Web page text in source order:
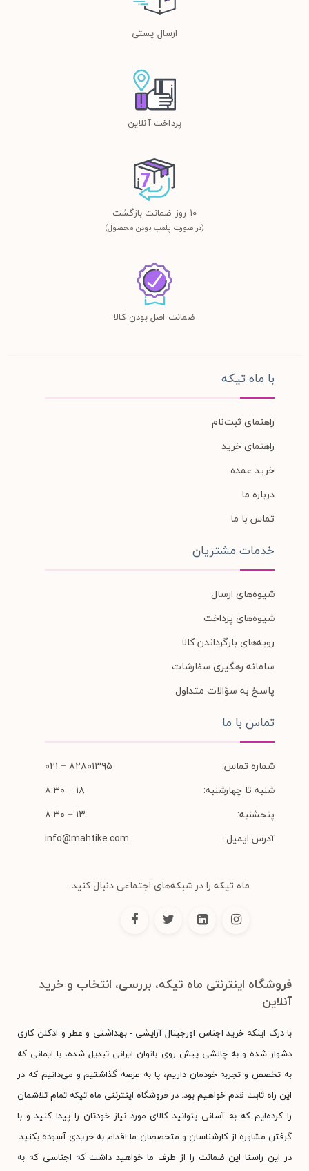
ارسال پستی
پرداخت آنلاین
١٠ روز ضمانت بازگشت
(در صورت پلمب بودن محصول)
ضمانت اصل بودن کالا
با ماه تیکه
راهنمای ثبت‌نام
راهنمای خرید
خرید عمده
درباره ما
تماس با ما
خدمات مشتریان
شیوه‌های ارسال
شیوه‌های پرداخت
رویه‌های بازگرداندن کالا
سامانه رهگیری سفارشات
پاسخ به سؤالات متداول
تماس با ما
شماره تماس:
۸۲۸۰۱۳۹۵ − ۰۲۱
شنبه تا چهارشنبه:
۱۸ − ۸:۳۰
پنجشنبه:
۱۳ − ۸:۳۰
آدرس ایمیل:
info@mahtike.com
ماه تیکه را در شبکه‌های اجتماعی دنبال کنید:
فروشگاه اینترنتی ماه تیکه، بررسی، انتخاب و خرید
آنلاین
با درک اینکه خرید اجناس اورجینال آرایشی - بهداشتی و عطر و ادکلن کاری
دشوار شده و به چالشی پیش روی بانوان ایرانی تبدیل شده، با ایمانی که
به تخصص و تجربه خودمان داریم، پا به عرصه گذاشتیم و می‌دانیم که در
این راه ثابت قدم خواهیم بود. در فروشگاه اینترنتی ماه تیکه تمام تلاشمان
را کرده‌ایم که به آسانی بتوانید کالای مورد نیاز خودتان را پیدا کنید و با
گرفتن مشاوره از کارشناسان و متخصصان ما اقدام به خریدی آسوده بکنید.
در این راستا این ضمانت را از طرف ما خواهید داشت که اجناسی که به